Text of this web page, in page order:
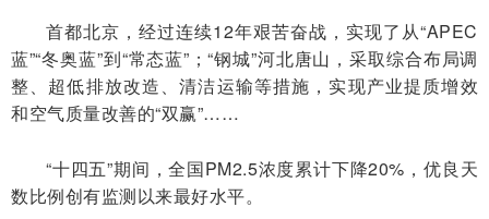
首都北京，经过连续12年艰苦奋战，实现了从“APEC
蓝”“冬奥蓝”到“常态蓝”；“钢城”河北唐山，采取综合布局调
整、超低排放改造、清洁运输等措施，实现产业提质增效
和空气质量改善的“双赢”……
“十四五”期间，全国PM2.5浓度累计下降20%，优良天
数比例创有监测以来最好水平。